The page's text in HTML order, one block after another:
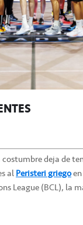
deja de
alPeristeri griegoen
League (BCL), la